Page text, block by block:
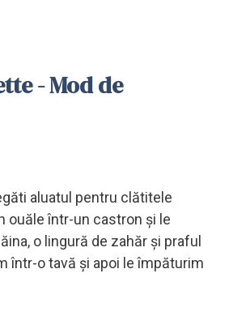
- Mod de
aluatul pentru clătitele
ouăle într-un castron și le
o lingură de zahăr și praful
într-o tavă și apoi le împăturim